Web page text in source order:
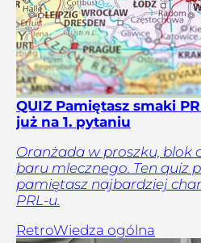
QUIZ Pamiętasz smaki
już na 1. pytaniu
Oranżada w proszku, blok
baru mlecznego. Ten quiz
pamiętasz najbardziej
PRL-u.
RetroWiedza ogólna